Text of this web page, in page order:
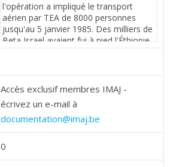
Accès exclusif membres IMAJ -
écrivez un e-mail à
documentation@imaj.be
0